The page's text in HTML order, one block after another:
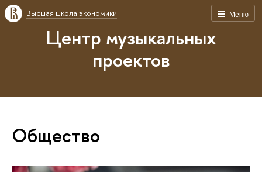
Меню
Высшая школа экономики
Центр музыкальных
проектов
Общество